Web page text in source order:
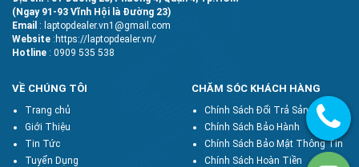
(Ngay 91-93 Vĩnh Hội là Đường 23)
Email : laptopdealer.vn1@gmail.com
Website :https://laptopdealer.vn/
Hotline : 0909 535 538
VỀ CHÚNG TÔI
Trang chủ
Giới Thiệu
Tin Tức
Tuyển Dụng
CHĂM SÓC KHÁCH HÀNG
Chính Sách Đổi Trả Sản Phẩm
Chính Sách Bảo Hành
Chính Sách Bảo Mật Thông Tin
Chính Sách Hoàn Tiền